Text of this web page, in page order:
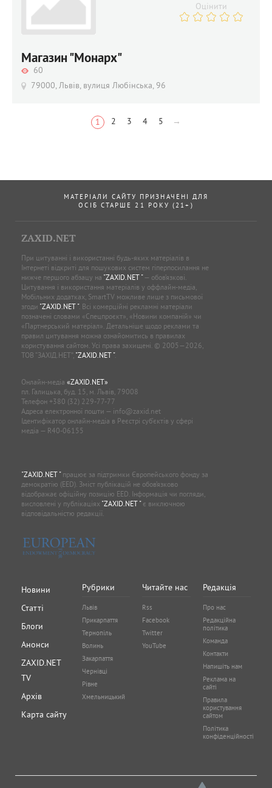
Магазин "Монарх"
60
79000, Львів, вулиця Любінська, 96
Оцінити
1 2 3 4 5 →
МАТЕРІАЛИ САЙТУ ПРИЗНАЧЕНІ ДЛЯ
ОСІБ СТАРШЕ 21 РОКУ (21+)
ZAXID.NET
При цитуванні і використанні будь-яких матеріалів в
Інтернеті відкриті для пошукових систем гіперпосилання не
нижче першого абзацу на "ZAXID.NET "— обов’язкові.
Цитування і використання матеріалів у оффлайн-медіа,
Мобільних додатках, SmartTV можливе лише з письмової
згоди "ZAXID.NET ". Всі комерційні рекламні матеріали
позначені словами «Спецпроєкт», «Новини компаній» чи
«Партнерський матеріал». Детальніше щодо реклами та
правил цитування можна ознайомитись в правилах
користування сайтом. Усі права захищені. © 2005—2026,
ТОВ “ЗАХІД.НЕТ”, "ZAXID.NET ".
Онлайн-медіа «ZAXID.NET»
пл. Галицька, буд. 15, м. Львів, 79008
Телефон +380 (32) 229-77-77
Адреса електронної пошти — info@zaxid.net
Ідентифікатор онлайн-медіа в Реєстрі суб'єктів у сфері
медіа — R40-06155
"ZAXID.NET "працює за підтримки Європейського фонду за
демократію (EED). Зміст публікацій не обов’язково
відображає офіційну позицію EED. Інформація чи погляди,
висловлені у публікаціях "ZAXID.NET "є виключною
відповідальністю редакції.
Новини
Статті
Блоги
Анонси
ZAXID.NET
TV
Архів
Карта сайту
Рубрики
Львів
Прикарпаття
Тернопіль
Волинь
Закарпаття
Чернівці
Рівне
Хмельницький
Читайте нас
Rss
Facebook
Twitter
YouTube
Редакція
Про нас
Редакційна
політика
Команда
Контакти
Напишіть нам
Реклама на
сайті
Правила
користування
сайтом
Політика
конфіденційності